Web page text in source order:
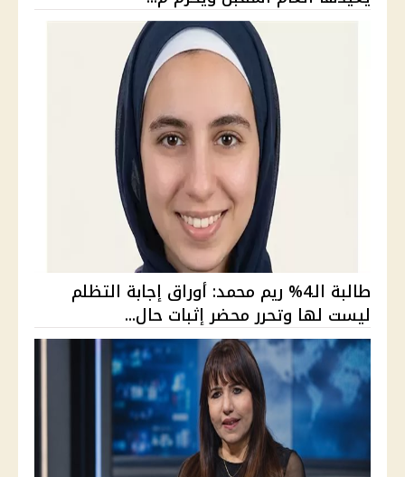
طالبة الـ4% ريم محمد: أوراق إجابة التظلم
ليست لها وتحرر محضر إثبات حال...